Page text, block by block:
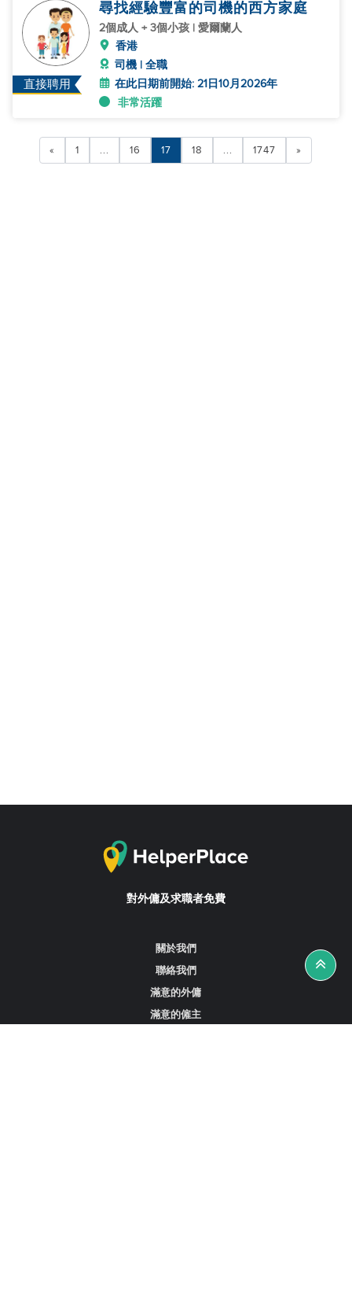
直接聘用
尋找經驗豐富的司機的西方家庭
2個成人 + 3個小孩 | 愛爾蘭人
香港
司機 | 全職
在此日期前開始: 21日10月2026年
非常活躍
« 1 ... 16 17 18 ... 1747 »
對外傭及求職者免費
關於我們
聯絡我們
滿意的外傭
滿意的僱主